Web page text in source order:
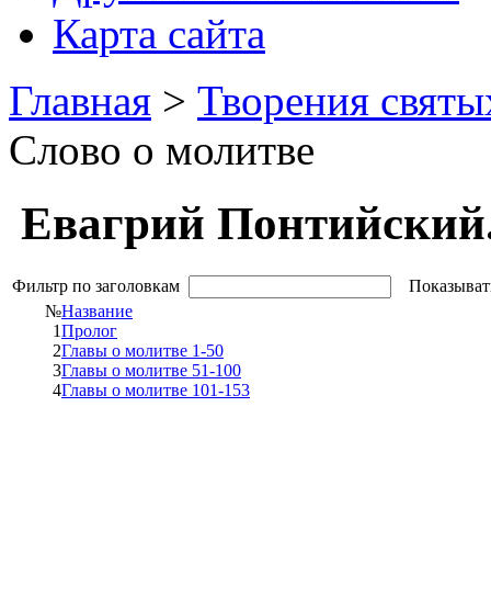
Карта сайта
Главная > Творения
Слово о молитве
Евагрий
Фильтр по заголовкам
№Название
1Пролог
2Главы о молитве 1-50
3Главы о молитве 51-100
4Главы о молитве 101-153